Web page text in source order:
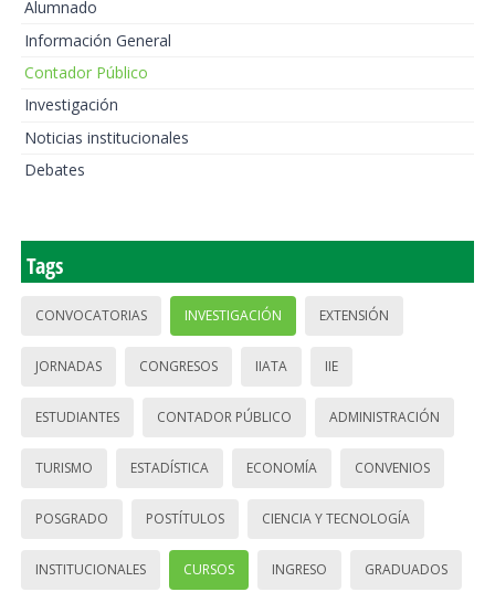
Alumnado
Información General
Contador Público
Investigación
Noticias institucionales
Debates
Tags
CONVOCATORIAS INVESTIGACIÓN EXTENSIÓN
JORNADAS CONGRESOS IIATA IIE
ESTUDIANTES CONTADOR PÚBLICO ADMINISTRACIÓN
TURISMO ESTADÍSTICA ECONOMÍA CONVENIOS
POSGRADO POSTÍTULOS CIENCIA Y TECNOLOGÍA
INSTITUCIONALES CURSOS INGRESO GRADUADOS